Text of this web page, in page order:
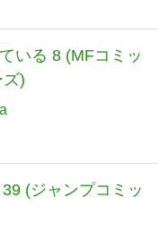
いる 8 (MFコミッ
)
(ジャンプコミッ